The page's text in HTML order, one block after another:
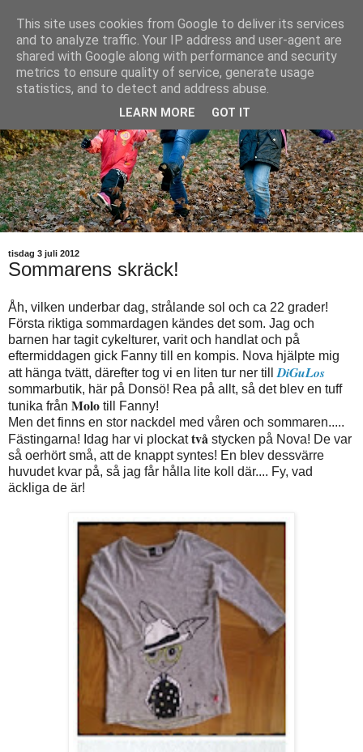
tisdag 3 juli 2012
Sommarens skräck!
Åh, vilken underbar dag, strålande sol och ca 22 grader!
Första riktiga sommardagen kändes det som. Jag och
barnen har tagit cykelturer, varit och handlat och på
eftermiddagen gick Fanny till en kompis. Nova hjälpte mig
att hänga tvätt, därefter tog vi en liten tur ner tillDiGuLos
sommarbutik, här på Donsö! Rea på allt, så det blev en tuff
tunika från Molo till Fanny!
Men det finns en stor nackdel med våren och sommaren.....
Fästingarna! Idag har vi plockattvå stycken på Nova! De var
så oerhört små, att de knappt syntes! En blev dessvärre
huvudet kvar på, så jag får hålla lite koll där.... Fy, vad
äckliga de är!
This site uses cookies from Google to deliver its services
and to analyze traffic. Your IP address and user-agent are
shared with Google along with performance and security
metrics to ensure quality of service, generate usage
statistics, and to detect and address abuse.
LEARN MORE GOT IT